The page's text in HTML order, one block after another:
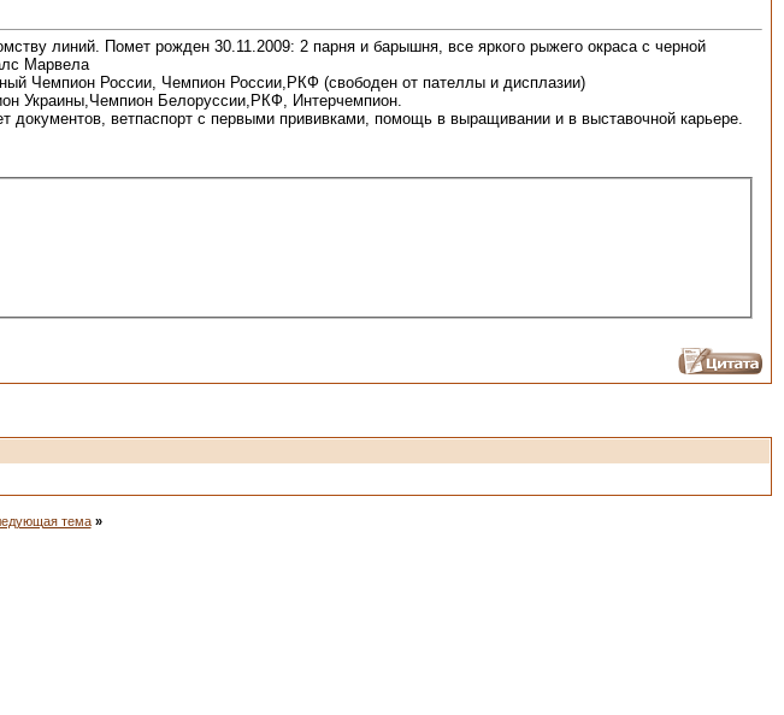
линий. Помет рожден 30.11.2009: 2 парня и барышня, все яркого рыжего окраса с черной
Марвела
Чемпион России, Чемпион России,РКФ (свободен от пателлы и дисплазии)
Украины,Чемпион Белоруссии,РКФ, Интерчемпион.
ветпаспорт с первыми прививками, помощь в выращивании и в выставочной карьере.
тема »